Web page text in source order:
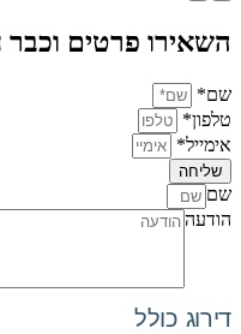
השאירו פרטים וכבר
שם*
טלפון*
אימייל*
שליחה
שם
הודעה
דירוג כולל